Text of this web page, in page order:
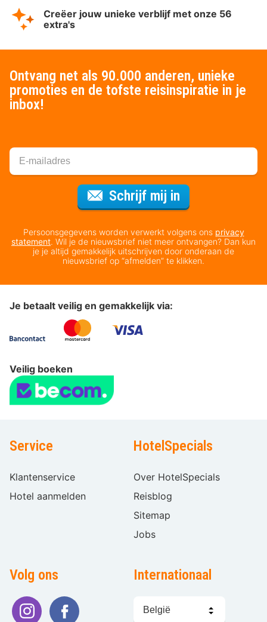
Creëer jouw unieke verblijf met onze 56
extra's
Ontvang net als 90.000 anderen, unieke
promoties en de tofste reisinspiratie in je
inbox!
Schrijf mij in
Persoonsgegevens worden verwerkt volgens ons privacy
statement. Wil je de nieuwsbrief niet meer ontvangen? Dan kun
je je altijd gemakkelijk uitschrijven door onderaan de
nieuwsbrief op “afmelden” te klikken.
Je betaalt veilig en gemakkelijk via:
Veilig boeken
Service
Klantenservice
Hotel aanmelden
HotelSpecials
Over HotelSpecials
Reisblog
Sitemap
Jobs
Volg ons Internationaal
kiezen